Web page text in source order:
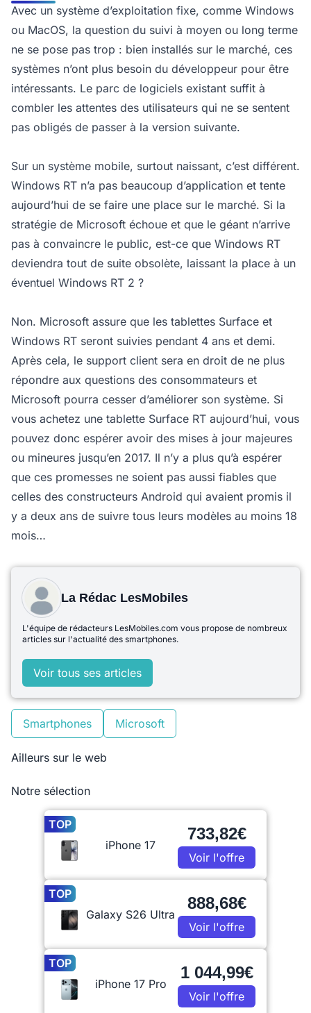
Avec un système d’exploitation fixe, comme Windows
ou MacOS, la question du suivi à moyen ou long terme
ne se pose pas trop : bien installés sur le marché, ces
systèmes n’ont plus besoin du développeur pour être
intéressants. Le parc de logiciels existant suffit à
combler les attentes des utilisateurs qui ne se sentent
pas obligés de passer à la version suivante.
Sur un système mobile, surtout naissant, c’est différent.
Windows RT n’a pas beaucoup d’application et tente
aujourd’hui de se faire une place sur le marché. Si la
stratégie de Microsoft échoue et que le géant n’arrive
pas à convaincre le public, est-ce que Windows RT
deviendra tout de suite obsolète, laissant la place à un
éventuel Windows RT 2 ?
Non. Microsoft assure que les tablettes Surface et
Windows RT seront suivies pendant 4 ans et demi.
Après cela, le support client sera en droit de ne plus
répondre aux questions des consommateurs et
Microsoft pourra cesser d’améliorer son système. Si
vous achetez une tablette Surface RT aujourd’hui, vous
pouvez donc espérer avoir des mises à jour majeures
ou mineures jusqu’en 2017. Il n’y a plus qu’à espérer
que ces promesses ne soient pas aussi fiables que
celles des constructeurs Android qui avaient promis il
y a deux ans de suivre tous leurs modèles au moins 18
mois…
La Rédac LesMobiles
L'équipe de rédacteurs LesMobiles.com vous propose de nombreux
articles sur l'actualité des smartphones.
Voir tous ses articles
Smartphones Microsoft
Ailleurs sur le web
Notre sélection
TOP
iPhone 17
733,82€
Voir l'offre
TOP
Galaxy S26 Ultra
888,68€
Voir l'offre
TOP
iPhone 17 Pro
1 044,99€
Voir l'offre